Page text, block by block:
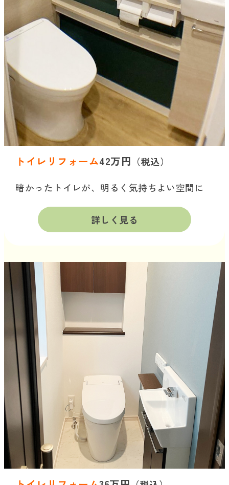
トイレリフォーム42万円 （税込）
暗かったトイレが、明るく気持ちよい空間に
詳しく見る